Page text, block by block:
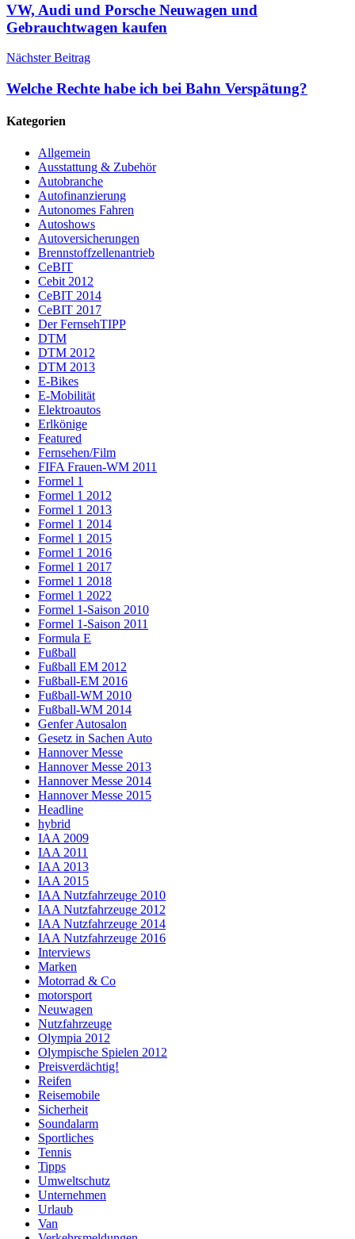
VW, Audi und Porsche Neuwagen und
Gebrauchtwagen kaufen
Nächster Beitrag
Welche Rechte habe ich bei Bahn Verspätung?
Kategorien
Allgemein
Ausstattung & Zubehör
Autobranche
Autofinanzierung
Autonomes Fahren
Autoshows
Autoversicherungen
Brennstoffzellenantrieb
CeBIT
Cebit 2012
CeBIT 2014
CeBIT 2017
Der FernsehTIPP
DTM
DTM 2012
DTM 2013
E-Bikes
E-Mobilität
Elektroautos
Erlkönige
Featured
Fernsehen/Film
FIFA Frauen-WM 2011
Formel 1
Formel 1 2012
Formel 1 2013
Formel 1 2014
Formel 1 2015
Formel 1 2016
Formel 1 2017
Formel 1 2018
Formel 1 2022
Formel 1-Saison 2010
Formel 1-Saison 2011
Formula E
Fußball
Fußball EM 2012
Fußball-EM 2016
Fußball-WM 2010
Fußball-WM 2014
Genfer Autosalon
Gesetz in Sachen Auto
Hannover Messe
Hannover Messe 2013
Hannover Messe 2014
Hannover Messe 2015
Headline
hybrid
IAA 2009
IAA 2011
IAA 2013
IAA 2015
IAA Nutzfahrzeuge 2010
IAA Nutzfahrzeuge 2012
IAA Nutzfahrzeuge 2014
IAA Nutzfahrzeuge 2016
Interviews
Marken
Motorrad & Co
motorsport
Neuwagen
Nutzfahrzeuge
Olympia 2012
Olympische Spielen 2012
Preisverdächtig!
Reifen
Reisemobile
Sicherheit
Soundalarm
Sportliches
Tennis
Tipps
Umweltschutz
Unternehmen
Urlaub
Van